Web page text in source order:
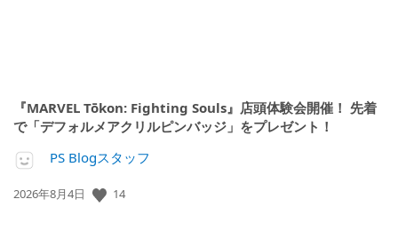
『MARVEL Tōkon: Fighting Souls』店頭体験会開催！ 先着
で「デフォルメアクリルピンバッジ」をプレゼント！
PS Blogスタッフ
公
2026年8月4日 14